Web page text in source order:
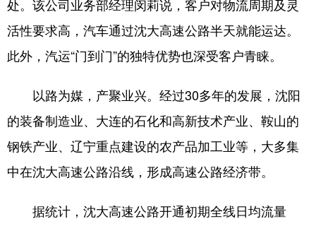
处。该公司业务部经理闵莉说，客户对物流周期及灵
活性要求高，汽车通过沈大高速公路半天就能运达。
此外，汽运“门到门”的独特优势也深受客户青睐。
以路为媒，产聚业兴。经过30多年的发展，沈阳
的装备制造业、大连的石化和高新技术产业、鞍山的
钢铁产业、辽宁重点建设的农产品加工业等，大多集
中在沈大高速公路沿线，形成高速公路经济带。
据统计，沈大高速公路开通初期全线日均流量